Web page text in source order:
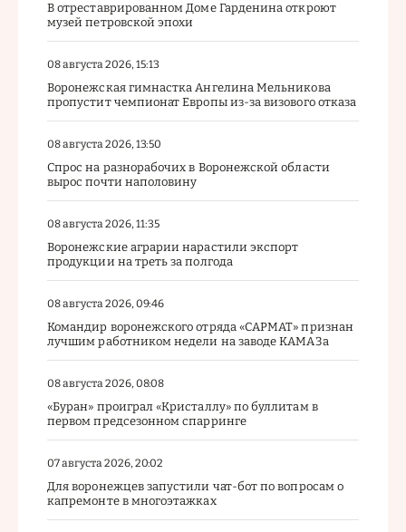
В отреставрированном Доме Гарденина откроют
музей петровской эпохи
08 августа 2026, 15:13
Воронежская гимнастка Ангелина Мельникова
пропустит чемпионат Европы из-за визового отказа
08 августа 2026, 13:50
Спрос на разнорабочих в Воронежской области
вырос почти наполовину
08 августа 2026, 11:35
Воронежские аграрии нарастили экспорт
продукции на треть за полгода
08 августа 2026, 09:46
Командир воронежского отряда «САРМАТ» признан
лучшим работником недели на заводе КАМАЗа
08 августа 2026, 08:08
«Буран» проиграл «Кристаллу» по буллитам в
первом предсезонном спарринге
07 августа 2026, 20:02
Для воронежцев запустили чат-бот по вопросам о
капремонте в многоэтажках